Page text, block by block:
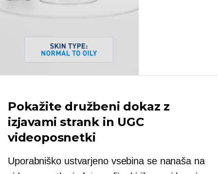
Pokažite družbeni dokaz z
izjavami strank in UGC
videoposnetki
Uporabniško ustvarjenovsebina se nanaša na